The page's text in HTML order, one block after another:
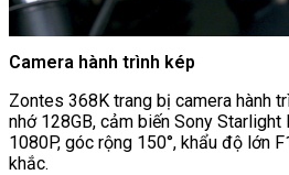
Camera hành trình kép
Zontes 368K trang bị camera hành
nhớ 128GB, cảm biến Sony
1080P, góc rộng 150°, khẩu độ lớn
khắc.